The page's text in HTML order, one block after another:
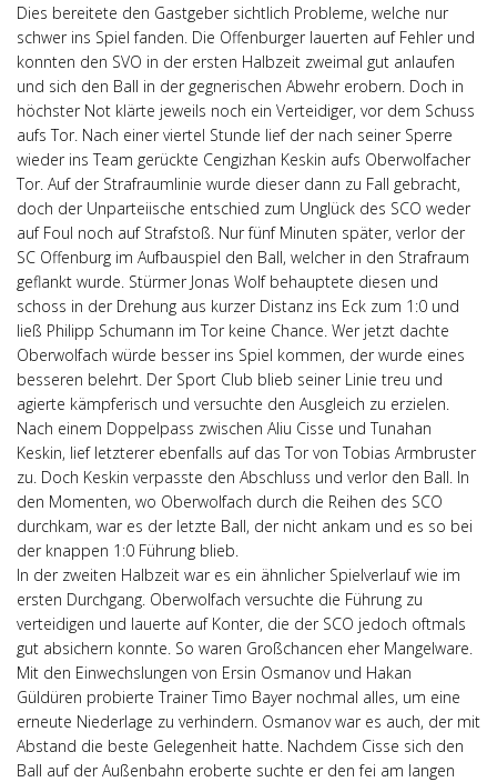
Dies bereitete den Gastgeber sichtlich Probleme, welche nur
schwer ins Spiel fanden. Die Offenburger lauerten auf Fehler und
konnten den SVO in der ersten Halbzeit zweimal gut anlaufen
und sich den Ball in der gegnerischen Abwehr erobern. Doch in
höchster Not klärte jeweils noch ein Verteidiger, vor dem Schuss
aufs Tor. Nach einer viertel Stunde lief der nach seiner Sperre
wieder ins Team gerückte Cengizhan Keskin aufs Oberwolfacher
Tor. Auf der Strafraumlinie wurde dieser dann zu Fall gebracht,
doch der Unparteiische entschied zum Unglück des SCO weder
auf Foul noch auf Strafstoß. Nur fünf Minuten später, verlor der
SC Offenburg im Aufbauspiel den Ball, welcher in den Strafraum
geflankt wurde. Stürmer Jonas Wolf behauptete diesen und
schoss in der Drehung aus kurzer Distanz ins Eck zum 1:0 und
ließ Philipp Schumann im Tor keine Chance. Wer jetzt dachte
Oberwolfach würde besser ins Spiel kommen, der wurde eines
besseren belehrt. Der Sport Club blieb seiner Linie treu und
agierte kämpferisch und versuchte den Ausgleich zu erzielen.
Nach einem Doppelpass zwischen Aliu Cisse und Tunahan
Keskin, lief letzterer ebenfalls auf das Tor von Tobias Armbruster
zu. Doch Keskin verpasste den Abschluss und verlor den Ball. In
den Momenten, wo Oberwolfach durch die Reihen des SCO
durchkam, war es der letzte Ball, der nicht ankam und es so bei
der knappen 1:0 Führung blieb.
In der zweiten Halbzeit war es ein ähnlicher Spielverlauf wie im
ersten Durchgang. Oberwolfach versuchte die Führung zu
verteidigen und lauerte auf Konter, die der SCO jedoch oftmals
gut absichern konnte. So waren Großchancen eher Mangelware.
Mit den Einwechslungen von Ersin Osmanov und Hakan
Güldüren probierte Trainer Timo Bayer nochmal alles, um eine
erneute Niederlage zu verhindern. Osmanov war es auch, der mit
Abstand die beste Gelegenheit hatte. Nachdem Cisse sich den
Ball auf der Außenbahn eroberte suchte er den fei am langen